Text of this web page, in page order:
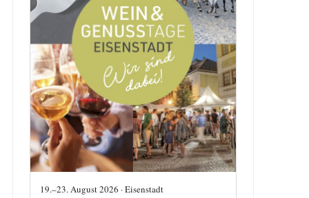
19.–23. August 2026 · Eisenstadt